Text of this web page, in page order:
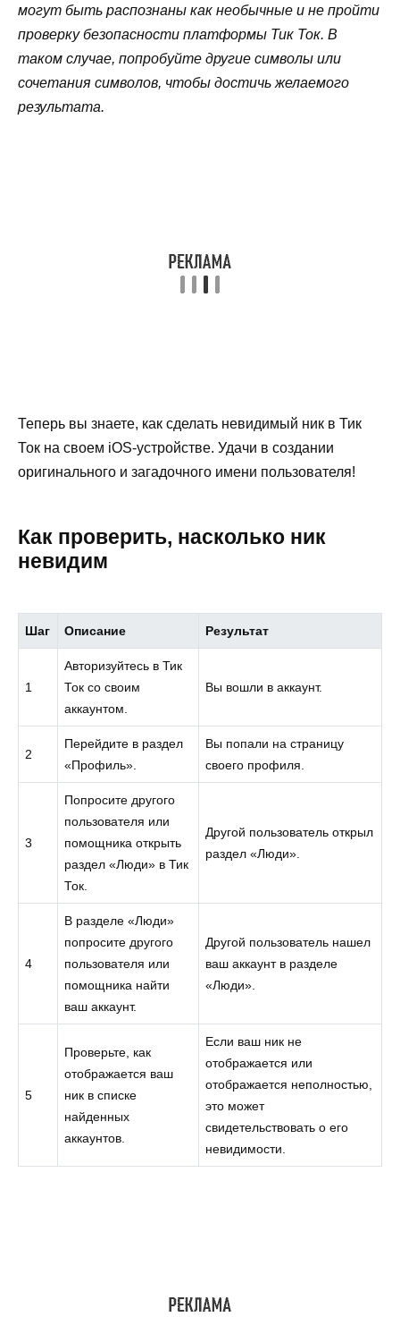
могут быть распознаны как необычные и не пройти
проверку безопасности платформы Тик Ток. В
таком случае, попробуйте другие символы или
сочетания символов, чтобы достичь желаемого
результата.
Теперь вы знаете, как сделать невидимый ник в Тик
Ток на своем iOS-устройстве. Удачи в создании
оригинального и загадочного имени пользователя!
Как проверить, насколько ник
невидим
Шаг Описание Результат
1
Авторизуйтесь в Тик
Ток со своим
аккаунтом.
Вы вошли в аккаунт.
2
Перейдите в раздел
«Профиль».
Вы попали на страницу
своего профиля.
3
Попросите другого
пользователя или
помощника открыть
раздел «Люди» в Тик
Ток.
Другой пользователь открыл
раздел «Люди».
4
В разделе «Люди»
попросите другого
пользователя или
помощника найти
ваш аккаунт.
Другой пользователь нашел
ваш аккаунт в разделе
«Люди».
5
Проверьте, как
отображается ваш
ник в списке
найденных
аккаунтов.
Если ваш ник не
отображается или
отображается неполностью,
это может
свидетельствовать о его
невидимости.